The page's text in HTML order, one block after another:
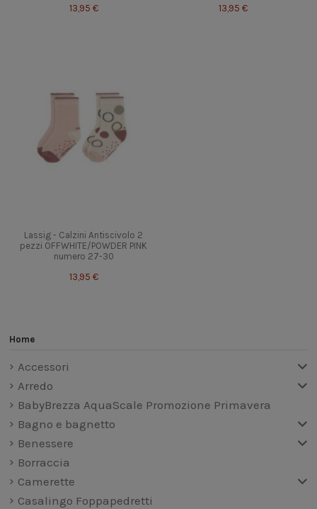
13,95 €
13,95 €
Lassig - Calzini Antiscivolo 2
pezzi OFFWHITE/POWDER PINK
numero 27-30
13,95 €
Home
Accessori
Arredo
BabyBrezza AquaScale Promozione Primavera
Bagno e bagnetto
Benessere
Borraccia
Camerette
Casalingo Foppapedretti